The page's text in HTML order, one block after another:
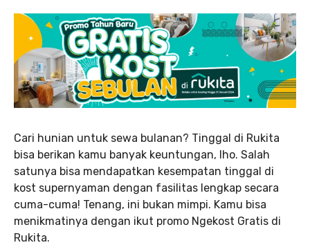
Cari hunian untuk sewa bulanan? Tinggal di Rukita
bisa berikan kamu banyak keuntungan, lho. Salah
satunya bisa mendapatkan kesempatan tinggal di
kost supernyaman dengan fasilitas lengkap secara
cuma-cuma! Tenang, ini bukan mimpi. Kamu bisa
menikmatinya dengan ikut promo Ngekost Gratis di
Rukita.